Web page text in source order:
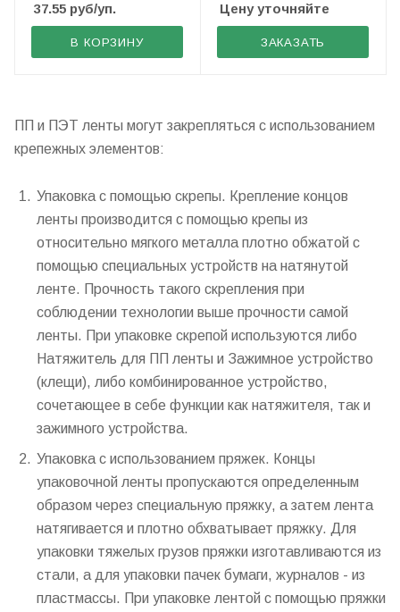
37.55 руб/уп.
В КОРЗИНУ
Цену уточняйте
ЗАКАЗАТЬ
ПП и ПЭТ ленты могут закрепляться с использованием
крепежных элементов:
Упаковка с помощью скрепы. Крепление концов
ленты производится с помощью крепы из
относительно мягкого металла плотно обжатой с
помощью специальных устройств на натянутой
ленте. Прочность такого скрепления при
соблюдении технологии выше прочности самой
ленты. При упаковке скрепой используются либо
Натяжитель для ПП ленты и Зажимное устройство
(клещи), либо комбинированное устройство,
сочетающее в себе функции как натяжителя, так и
зажимного устройства.
Упаковка с использованием пряжек. Концы
упаковочной ленты пропускаются определенным
образом через специальную пряжку, а затем лента
натягивается и плотно обхватывает пряжку. Для
упаковки тяжелых грузов пряжки изготавливаются из
стали, а для упаковки пачек бумаги, журналов - из
пластмассы. При упаковке лентой с помощью пряжки